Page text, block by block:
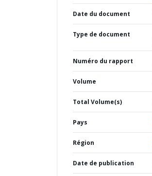
Date du document
Type de document
Numéro du rapport
Volume
Total Volume(s)
Pays
Région
Date de publication